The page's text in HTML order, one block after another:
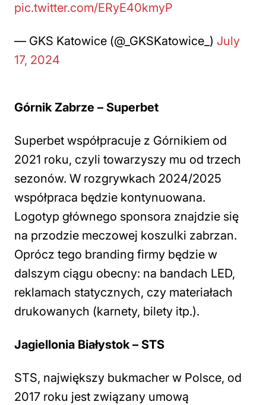
pic.twitter.com/ERyE40kmyP
— GKS Katowice (@_GKSKatowice_) July
17, 2024
Górnik Zabrze – Superbet
Superbet współpracuje z Górnikiem od
2021 roku, czyli towarzyszy mu od trzech
sezonów. W rozgrywkach 2024/2025
współpraca będzie kontynuowana.
Logotyp głównego sponsora znajdzie się
na przodzie meczowej koszulki zabrzan.
Oprócz tego branding firmy będzie w
dalszym ciągu obecny: na bandach LED,
reklamach statycznych, czy materiałach
drukowanych (karnety, bilety itp.).
Jagiellonia Białystok – STS
STS, największy bukmacher w Polsce, od
2017 roku jest związany umową